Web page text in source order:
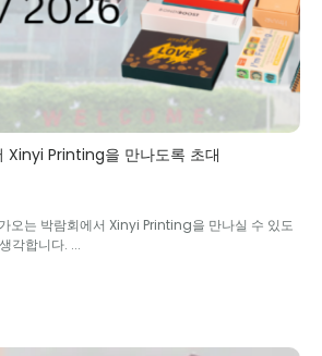
Xinyi Printing을 만나도록 초대
오는 박람회에서 Xinyi Printing을 만나실 수 있도
각합니다. ...